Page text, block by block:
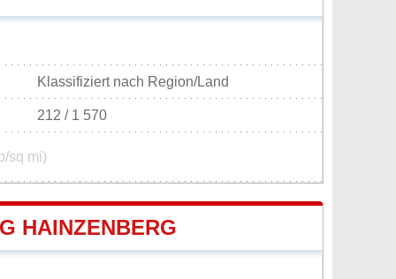
Klassifiziert nach Region/Land
212 / 1 570
sq mi)
HAINZENBERG